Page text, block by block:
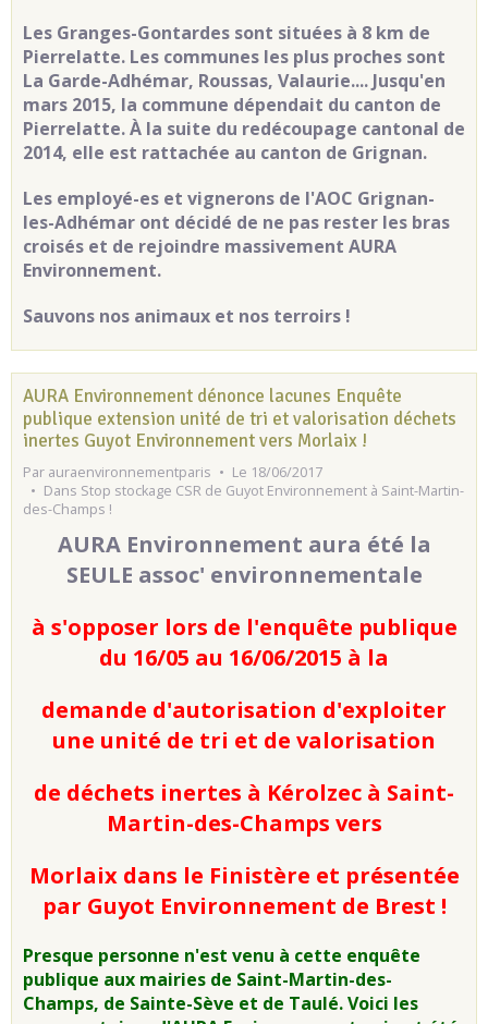
Les Granges-Gontardes sont situées à 8 km de
Pierrelatte. Les communes les plus proches sont
La Garde-Adhémar, Roussas, Valaurie.... Jusqu'en
mars 2015, la commune dépendait du canton de
Pierrelatte. À la suite du redécoupage cantonal de
2014, elle est rattachée au canton de Grignan.
Les employé-es et vignerons de l'AOC Grignan-
les-Adhémar ont décidé de ne pas rester les bras
croisés et de rejoindre massivement AURA
Environnement.
Sauvons nos animaux et nos terroirs !
AURA Environnement dénonce lacunes Enquête
publique extension unité de tri et valorisation déchets
inertes Guyot Environnement vers Morlaix !
Par auraenvironnementparis
Le 18/06/2017
Dans Stop stockage CSR de Guyot Environnement à Saint-Martin-
des-Champs !
AURA Environnement aura été la
SEULE assoc' environnementale
à s'opposer lors de l'enquête publique
du 16/05 au 16/06/2015 à la
demande d'autorisation d'exploiter
une unité de tri et de valorisation
de déchets inertes à Kérolzec à Saint-
Martin-des-Champs vers
Morlaix dans le Finistère et présentée
par Guyot Environnement de Brest !
Presque personne n'est venu à cette enquête
publique aux mairies de Saint-Martin-des-
Champs, de Sainte-Sève et de Taulé. Voici les